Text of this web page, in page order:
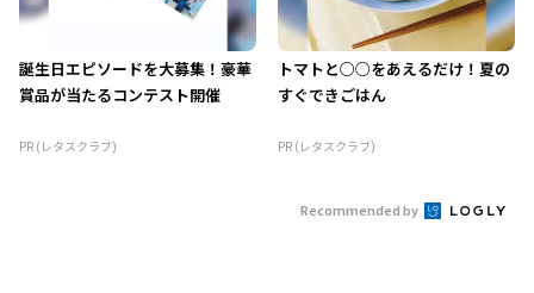
誕生日エピソードを大募集！豪華
賞品が当たるコンテスト開催
PR (レタスクラブ)
トマトと○○をあえるだけ！夏の
すぐできごはん
PR (レタスクラブ)
Recommended by